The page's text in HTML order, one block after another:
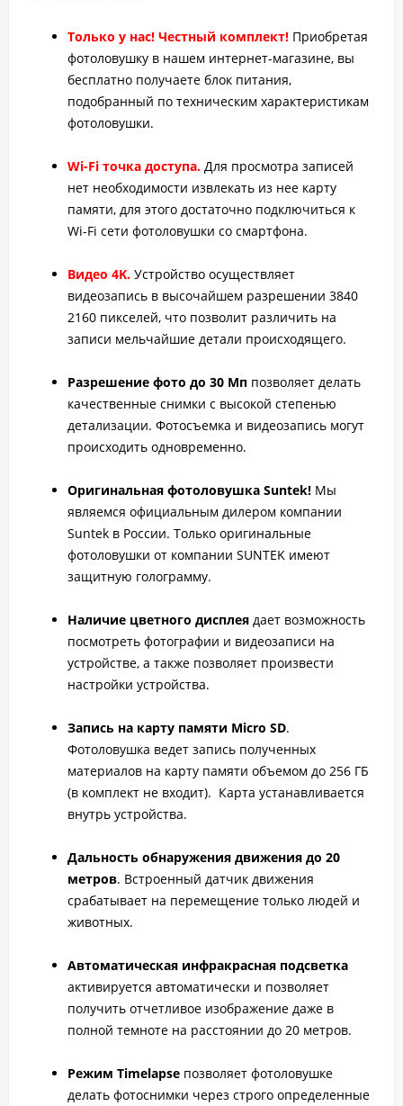
Только у нас! Честный комплект! Приобретая
фотоловушку в нашем интернет-магазине, вы
бесплатно получаете блок питания,
подобранный по техническим характеристикам
фотоловушки.
Wi-Fi точка доступа. Для просмотра записей
нет необходимости извлекать из нее карту
памяти, для этого достаточно подключиться к
Wi-Fi сети фотоловушки со смартфона.
Видео 4K. Устройство осуществляет
видеозапись в высочайшем разрешении 3840
2160 пикселей, что позволит различить на
записи мельчайшие детали происходящего.
Разрешение фото до 30 Мп позволяет делать
качественные снимки с высокой степенью
детализации. Фотосъемка и видеозапись могут
происходить одновременно.
Оригинальная фотоловушка Suntek! Мы
являемся официальным дилером компании
Suntek в России. Только оригинальные
фотоловушки от компании SUNTEK имеют
защитную голограмму.
Наличие цветного дисплея дает возможность
посмотреть фотографии и видеозаписи на
устройстве, а также позволяет произвести
настройки устройства.
Запись на карту памяти Micro SD.
Фотоловушка ведет запись полученных
материалов на карту памяти объемом до 256 ГБ
(в комплект не входит). Карта устанавливается
внутрь устройства.
Дальность обнаружения движения до 20
метров. Встроенный датчик движения
срабатывает на перемещение только людей и
животных.
Автоматическая инфракрасная подсветка
активируется автоматически и позволяет
получить отчетливое изображение даже в
полной темноте на расстоянии до 20 метров.
Режим Timelapse позволяет фотоловушке
делать фотоснимки через строго определенные